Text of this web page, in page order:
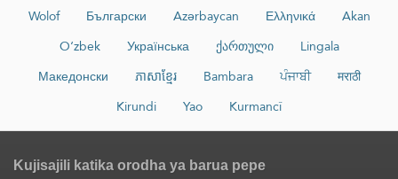
Wolof
Български Azərbaycan Ελληνικά
Akan
O‘zbek
Українська ქართული
Lingala
Македонски
ភាសាខ្មែរ Bambara ਪੰਜਾਬੀ
मराठी
Kirundi
Yao Kurmancî
Kujisajili katika orodha ya barua pepe